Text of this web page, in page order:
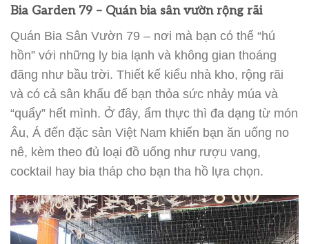
Bia Garden 79 – Quán bia sân vườn rộng rãi
Quán Bia Sân Vườn 79 – nơi mà bạn có thể “hú
hồn” với những ly bia lạnh và không gian thoáng
đãng như bầu trời. Thiết kế kiểu nhà kho, rộng rãi
và có cả sân khấu để bạn thỏa sức nhảy múa và
“quẩy” hết mình. Ở đây, ẩm thực thì đa dạng từ món
Âu, Á đến đặc sản Việt Nam khiến bạn ăn uống no
nê, kèm theo đủ loại đồ uống như rượu vang,
cocktail hay bia tháp cho bạn tha hồ lựa chọn.